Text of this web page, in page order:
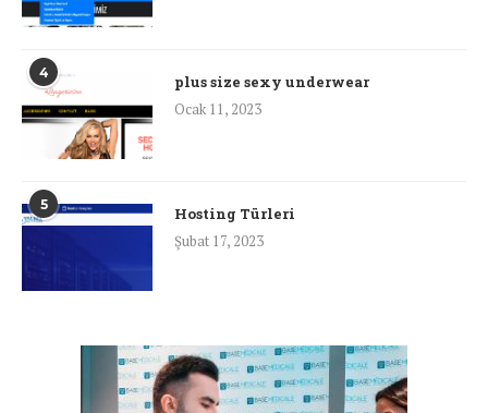
4
plus size sexy underwear
Ocak 11, 2023
5
Hosting Türleri
Şubat 17, 2023